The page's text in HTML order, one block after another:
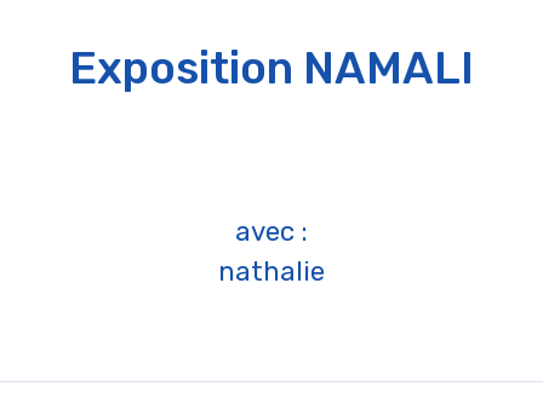
Exposition NAMALI
avec :
nathalie